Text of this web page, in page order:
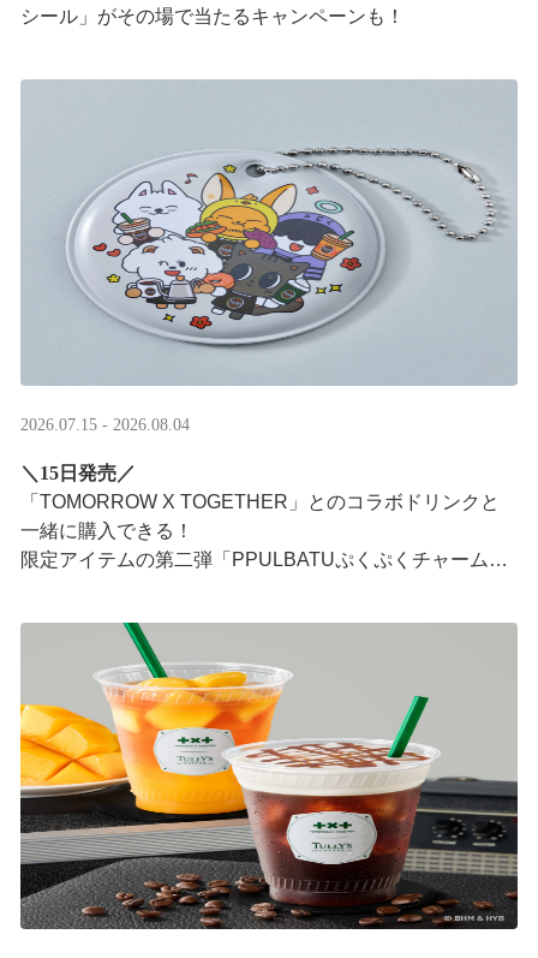
シール」がその場で当たるキャンペーンも！
2026.07.15 - 2026.08.04
＼15日発売／
「TOMORROW X TOGETHER」とのコラボドリンクと
一緒に購入できる！​
限定アイテムの第二弾「PPULBATUぷくぷくチャーム」​